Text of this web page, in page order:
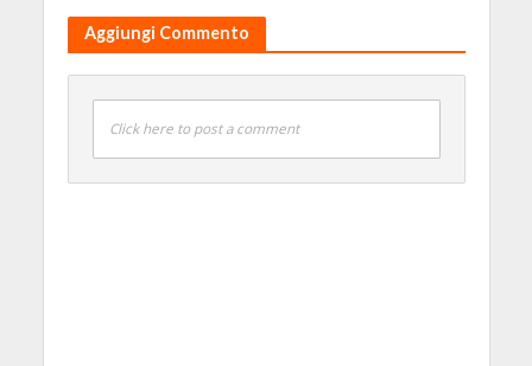
Aggiungi Commento
Click here to post a comment